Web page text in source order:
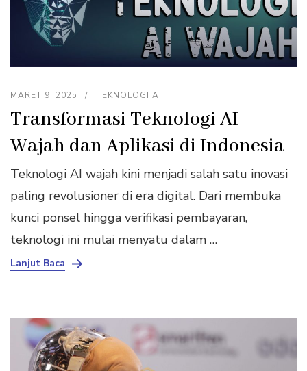
MARET 9, 2025 TEKNOLOGI AI
Transformasi Teknologi AI
Wajah dan Aplikasi di Indonesia
Teknologi AI wajah kini menjadi salah satu inovasi
paling revolusioner di era digital. Dari membuka
kunci ponsel hingga verifikasi pembayaran,
teknologi ini mulai menyatu dalam …
Lanjut Baca